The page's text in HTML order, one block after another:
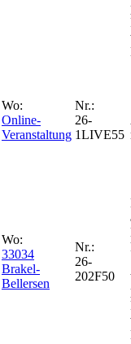
Wo:
Online-
Veranstaltung
Nr.:
26-
1LIVE55
Wo:
33034
Brakel-
Bellersen
Nr.:
26-
202F50